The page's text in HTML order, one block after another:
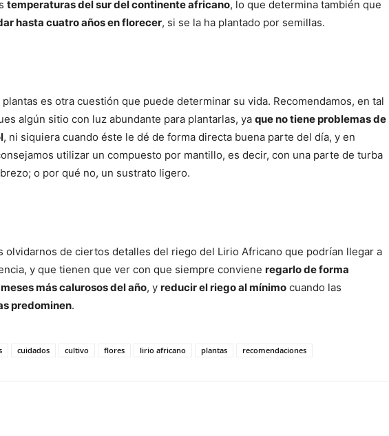
temperaturas del sur del continente africano, lo que determina también que
hasta cuatro años en florecer, si se la ha plantado por semillas.
es otra cuestión que puede determinar su vida. Recomendamos, en tal
algún sitio con luz abundante para plantarlas, ya que no tiene problemas de
, ni siquiera cuando éste le dé de forma directa buena parte del día, y en
utilizar un compuesto por mantillo, es decir, con una parte de turba
o por qué no, un sustrato ligero.
olvidarnos de ciertos detalles del riego del Lirio Africano que podrían llegar a
y que tienen que ver con que siempre conviene regarlo de forma
meses más calurosos del año, y reducir el riego al mínimo cuando las
predominen.
cuidados cultivo flores lirio africano plantas recomendaciones